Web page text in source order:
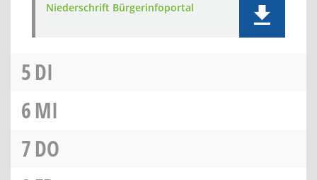
Niederschrift Bürgerinfoportal
5DI
6MI
7DO